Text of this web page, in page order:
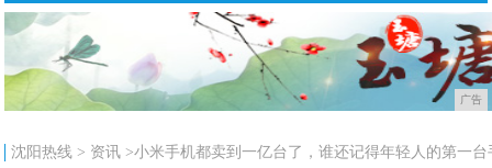
广告
沈阳热线 > 资讯 >小米手机都卖到一亿台了，谁还记得年轻人的第一